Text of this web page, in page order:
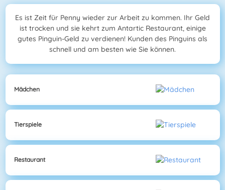
Es ist Zeit für Penny wieder zur Arbeit zu kommen. Ihr Geld
ist trocken und sie kehrt zum Antartic Restaurant, einige
gutes Pinguin-Geld zu verdienen! Kunden des Pinguins als
schnell und am besten wie Sie können.
Mädchen
Tierspiele
Restaurant